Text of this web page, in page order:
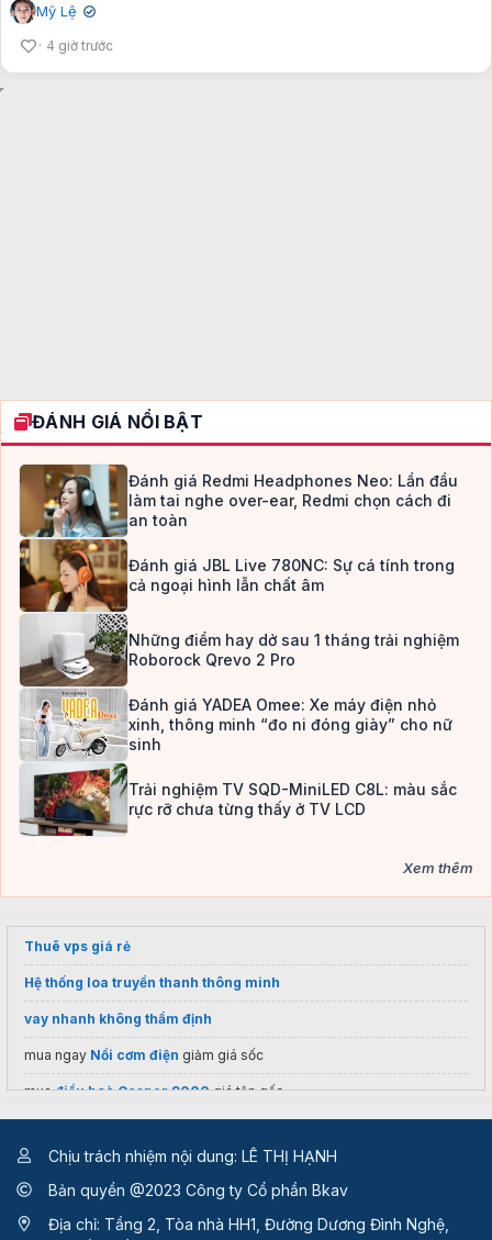
Mỹ Lệ ✔
4 giờ trước
ĐÁNH GIÁ NỔI BẬT
Đánh giá Redmi Headphones Neo: Lần đầu
làm tai nghe over-ear, Redmi chọn cách đi
an toàn
Đánh giá JBL Live 780NC: Sự cá tính trong
cả ngoại hình lẫn chất âm
Những điểm hay dở sau 1 tháng trải nghiệm
Roborock Qrevo 2 Pro
Đánh giá YADEA Omee: Xe máy điện nhỏ
xinh, thông minh “đo ni đóng giày” cho nữ
sinh
Trải nghiệm TV SQD-MiniLED C8L: màu sắc
rực rỡ chưa từng thấy ở TV LCD
Xem thêm
Thuê vps giá rẻ
Hệ thống loa truyền thanh thông minh
vay nhanh không thẩm định
mua ngay Nồi cơm điện giảm giá sốc
muađiều hoà Casper 9000giá tận gốc
khóa học thanh toán quốc tếở đâu tốt
Chịu trách nhiệm nội dung: LÊ THỊ HẠNH
Bản quyền @2023 Công ty Cổ phần Bkav
Địa chỉ: Tầng 2, Tòa nhà HH1, Đường Dương Đình Nghệ,